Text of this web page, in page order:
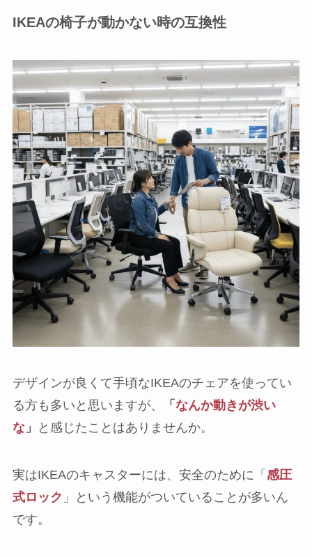
IKEAの椅子が動かない時の互換性
デザインが良くて手頃なIKEAのチェアを使ってい
る方も多いと思いますが、
「 なんか動きが渋い
な」 と感じたことはありませんか。
実はIKEAのキャスターには、安全のために「 感圧
式ロック 」という機能がついていることが多いん
です。